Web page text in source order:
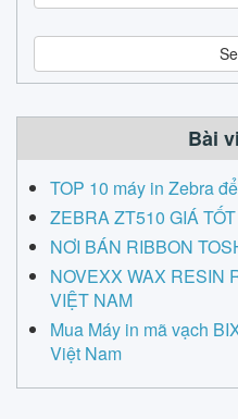
Bài
TOP 10 máy in Zebra
ZEBRA ZT510 GIÁ
NƠI BÁN RIBBON
NOVEXX WAX RESIN
VIỆT NAM
Mua Máy in mã vạch
Việt Nam